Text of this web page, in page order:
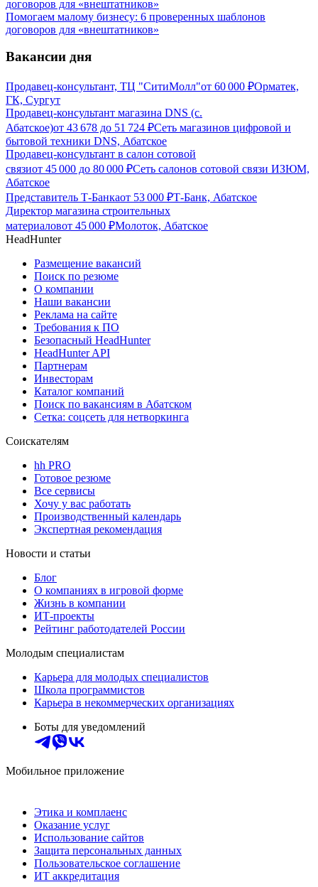
Помогаем малому бизнесу: 6 проверенных шаблонов
договоров для «внештатников»
Вакансии дня
Продавец-консультант, ТЦ "СитиМолл"от 60 000 ₽Орматек,
ГК, Сургут
Продавец-консультант магазина DNS (с.
Абатское)от 43 678 до 51 724 ₽Сеть магазинов цифровой и
бытовой техники DNS, Абатское
Продавец-консультант в салон сотовой
связиот 45 000 до 80 000 ₽Сеть салонов сотовой связи ИЗЮМ,
Абатское
Представитель Т-Банкаот 53 000 ₽Т-Банк, Абатское
Директор магазина строительных
материаловот 45 000 ₽Молоток, Абатское
HeadHunter
Размещение вакансий
Поиск по резюме
О компании
Наши вакансии
Реклама на сайте
Требования к ПО
Безопасный HeadHunter
HeadHunter API
Партнерам
Инвесторам
Каталог компаний
Поиск по вакансиям в Абатском
Сетка: соцсеть для нетворкинга
Соискателям
hh PRO
Готовое резюме
Все сервисы
Хочу у вас работать
Производственный календарь
Экспертная рекомендация
Новости и статьи
Блог
О компаниях в игровой форме
Жизнь в компании
ИТ-проекты
Рейтинг работодателей России
Молодым специалистам
Карьера для молодых специалистов
Школа программистов
Карьера в некоммерческих организациях
Боты для уведомлений
Мобильное приложение
Этика и комплаенс
Оказание услуг
Использование сайтов
Защита персональных данных
Пользовательское соглашение
ИТ аккредитация